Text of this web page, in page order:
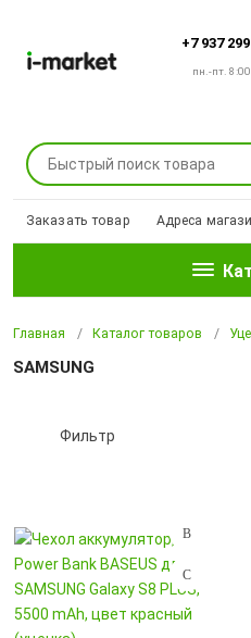
+7 937
пн.-пт.
Заказать товар Адреса
Главная Каталог товаров
SAMSUNG
Фильтр
Цвет
Красный